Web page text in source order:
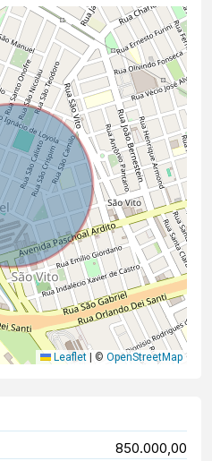
Leaflet © OpenStreetMap
850.000,00